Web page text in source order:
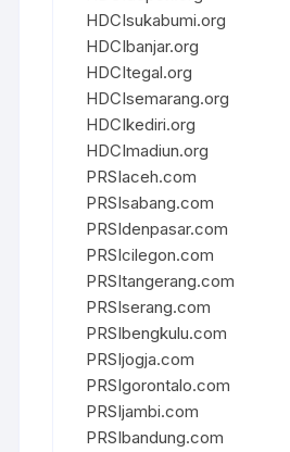
HDCIsukabumi.org
HDCIbanjar.org
HDCItegal.org
HDCIsemarang.org
HDCIkediri.org
HDCImadiun.org
PRSIaceh.com
PRSIsabang.com
PRSIdenpasar.com
PRSIcilegon.com
PRSItangerang.com
PRSIserang.com
PRSIbengkulu.com
PRSIjogja.com
PRSIgorontalo.com
PRSIjambi.com
PRSIbandung.com